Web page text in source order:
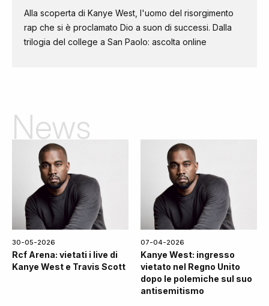
Alla scoperta di Kanye West, l'uomo del risorgimento
rap che si è proclamato Dio a suon di successi. Dalla
trilogia del college a San Paolo: ascolta online
News
30-05-2026
Rcf Arena: vietati i live di
Kanye West e Travis Scott
07-04-2026
Kanye West: ingresso
vietato nel Regno Unito
dopo le polemiche sul suo
antisemitismo